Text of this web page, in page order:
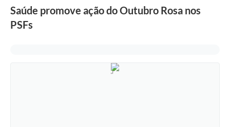
Saúde promove ação do Outubro Rosa nos
PSFs